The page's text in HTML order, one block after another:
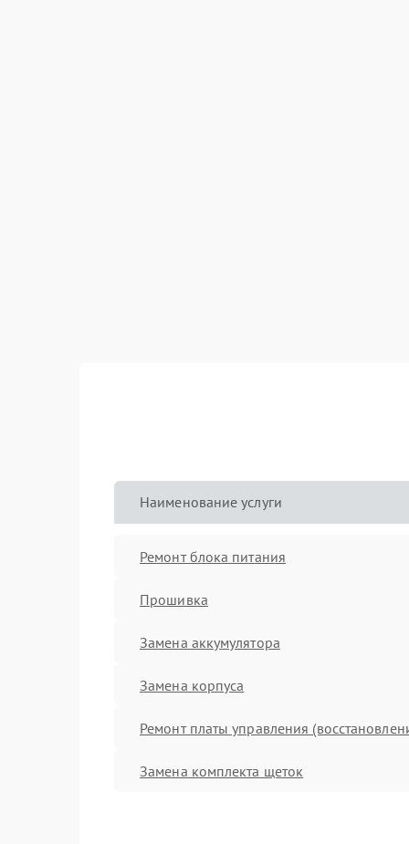
Наименование услуги
Ремонт блока питания
Прошивка
Замена аккумулятора
Замена корпуса
Ремонт платы управления
Замена комплекта щеток